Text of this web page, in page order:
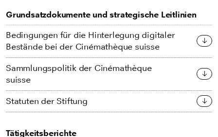
Grundsatzdokumente und strategische Leitlinien
Bedingungen für die Hinterlegung digitaler
Bestände bei der Cinémathèque suisse
Sammlungspolitik der Cinémathèque
suisse
Statuten der Stiftung
Tätigkeitsberichte